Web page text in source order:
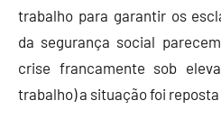
trabalho para garantir os
da segurança social
crise francamente sob
trabalho) a situação foi